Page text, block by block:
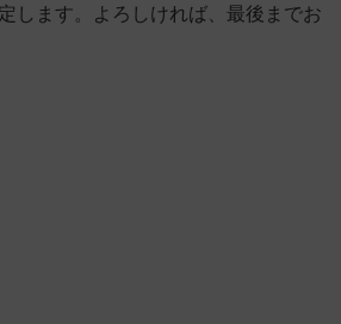
します。よろしければ、最後までお